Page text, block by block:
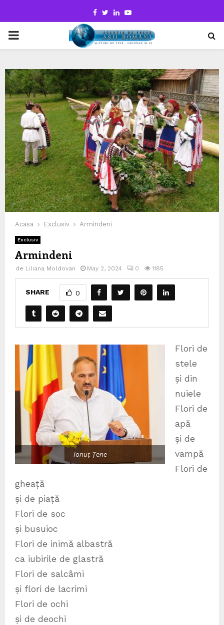
Facebook
TwitterLinkedinYoutube
PRIMARY
Acasa Exclusiv Armindeni
Exclusiv
Armindeni
de Liliana Moldovan May 2, 2024 0 1185
SHARE 0
Ionuț Țene
Flori de
stele
și din
nuiele
Flori de
apă
și de
vampă
Flori de
gheață
și de piață
Flori de soc
și busuioc
Flori de inimă albastră
ca iubirile de glastră
Flori de salcâmi
și flori de lacrimi
Flori de ochi
și de deochi